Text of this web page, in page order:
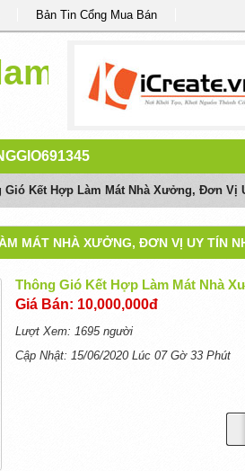
Bản Tin Cổng Mua Bán
Gió Kết Hợp Làm Mát Nhà Xưởng, Đơn Vị
MÁT NHÀ XƯỞNG, ĐƠN VỊ UY TÍN
Thông Gió Kết Hợp Làm Mát Nhà
Giá Bán: 10,000,000đ
Lượt Xem: 1695 người
Cập Nhật: 15/06/2020 Lúc 07 Gờ 33 Phút